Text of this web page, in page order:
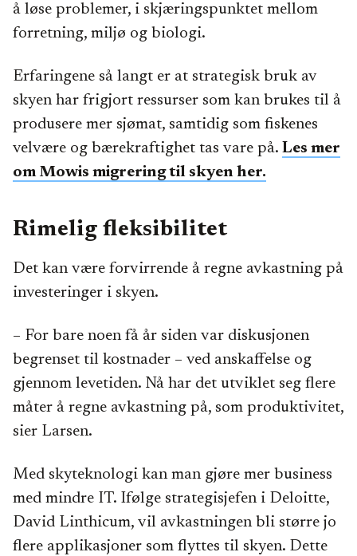
å løse problemer, i skjæringspunktet mellom
forretning, miljø og biologi.
Erfaringene så langt er at strategisk bruk av
skyen har frigjort ressurser som kan brukes til å
produsere mer sjømat, samtidig som fiskenes
velvære og bærekraftighet tas vare på. Les mer
om Mowis migrering til skyen her.
Rimelig fleksibilitet
Det kan være forvirrende å regne avkastning på
investeringer i skyen.
– For bare noen få år siden var diskusjonen
begrenset til kostnader ­– ved anskaffelse og
gjennom levetiden. Nå har det utviklet seg flere
måter å regne avkastning på, som produktivitet,
sier Larsen.
Med skyteknologi kan man gjøre mer business
med mindre IT. Ifølge strategisjefen i Deloitte,
David Linthicum, vil avkastningen bli større jo
flere applikasjoner som flyttes til skyen. Dette